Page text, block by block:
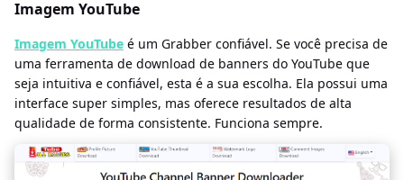
Imagem YouTube
Imagem YouTube é um Grabber confiável. Se você precisa de
uma ferramenta de download de banners do YouTube que
seja intuitiva e confiável, esta é a sua escolha. Ela possui uma
interface super simples, mas oferece resultados de alta
qualidade de forma consistente. Funciona sempre.